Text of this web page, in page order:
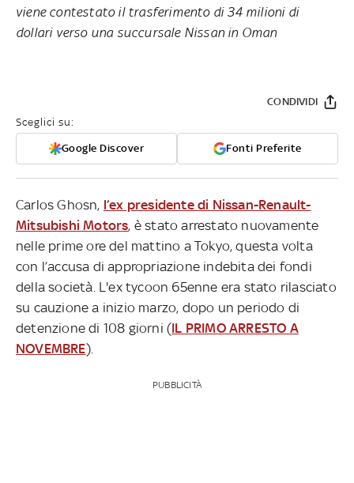
viene contestato il trasferimento di 34 milioni di
dollari verso una succursale Nissan in Oman
Sceglici su:
Google Discover Fonti Preferite
CONDIVIDI
Carlos Ghosn, l’ex presidente di Nissan-Renault-
Mitsubishi Motors, è stato arrestato nuovamente
nelle prime ore del mattino a Tokyo, questa volta
con l’accusa di appropriazione indebita dei fondi
della società. L'ex tycoon 65enne era stato rilasciato
su cauzione a inizio marzo, dopo un periodo di
detenzione di 108 giorni (IL PRIMO ARRESTO A
NOVEMBRE).
PUBBLICITÀ